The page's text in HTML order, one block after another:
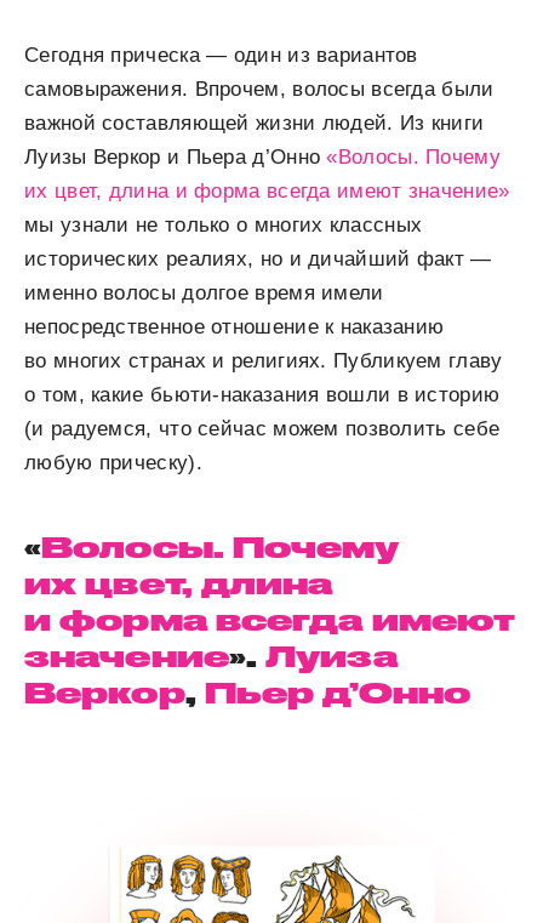
Сегодня прическа — один из вариантов
самовыражения. Впрочем, волосы всегда были
важной составляющей жизни людей. Из книги
Луизы Веркор и Пьера д’Онно«Волосы. Почему
их цвет, длина и форма всегда имеют значение»
мы узнали не только о многих классных
исторических реалиях, но и дичайший факт —
именно волосы долгое время имели
непосредственное отношение к наказанию
во многих странах и религиях. Публикуем главу
о том, какие бьюти-наказания вошли в историю
(и радуемся, что сейчас можем позволить себе
любую прическу).
«Волосы. Почему
их цвет, длина
и форма всегда имеют
значение».Луиза
Веркор, Пьер д’Онно